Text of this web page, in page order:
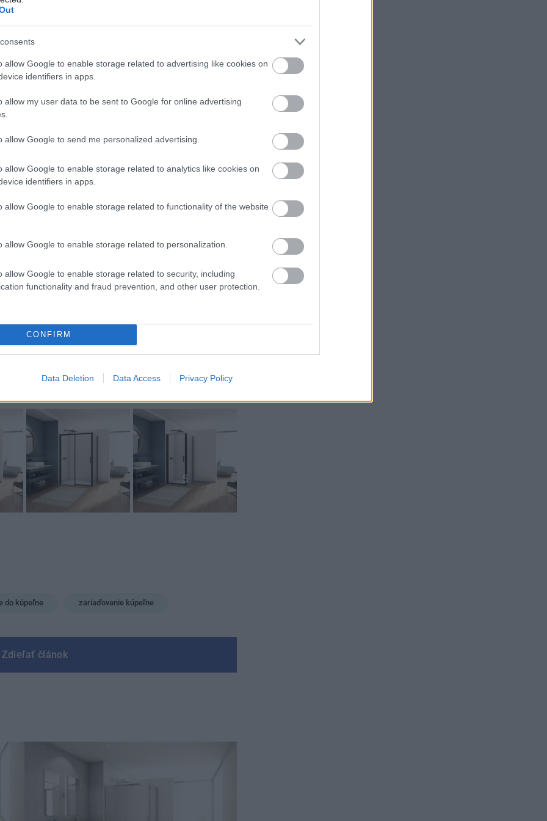
allow Google to enable storage related to advertising like cookies on
identifiers in apps.
allow my user data to be sent to Google for online advertising
allow Google to send me personalized advertising.
allow Google to enable storage related to analytics like cookies on
identifiers in apps.
allow Google to enable storage related to functionality of the website
allow Google to enable storage related to personalization.
allow Google to enable storage related to security, including
functionality and fraud prevention, and other user protection.
CONFIRM
Data Deletion Data Access Privacy Policy
vášmu vkusu.
SanSwiss
kolekcia DIVERA od spoločnosti
spojenie elegancie a funkčnosti.
snov.
5
do kúpeľne zariaďovanie kúpeľne
Zdieľať článok